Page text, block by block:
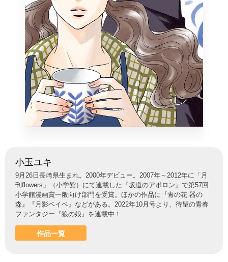
小玉ユキ
9月26日長崎県生まれ。2000年デビュー。2007年～2012年に「月
刊flowers」（小学館）にて連載した『坂道のアポロン』で第57回
小学館漫画賞一般向け部門を受賞。ほかの作品に『青の花 器の
森』『月影ベイベ』などがある。2022年10月号より、待望の青春
ファンタジー『狼の娘』を連載中！
作品一覧